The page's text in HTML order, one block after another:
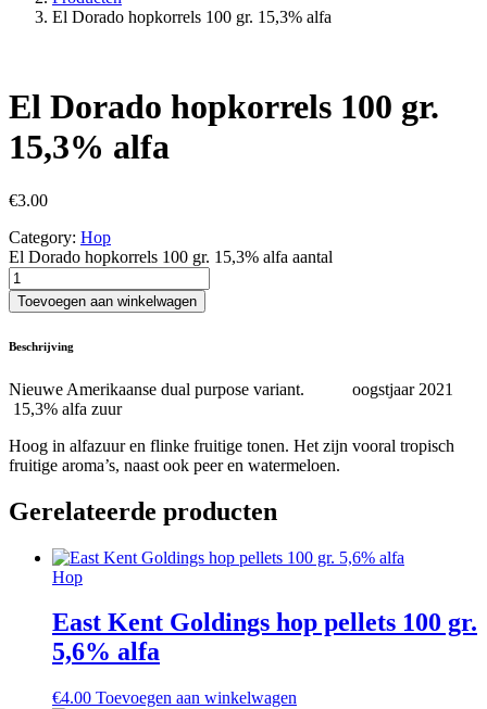
El Dorado hopkorrels 100 gr. 15,3% alfa
El Dorado hopkorrels 100 gr.
15,3% alfa
€3.00
Category: Hop
El Dorado hopkorrels 100 gr. 15,3% alfa aantal
Toevoegen aan winkelwagen
Beschrijving
Nieuwe Amerikaanse dual purpose variant. oogstjaar 2021
15,3% alfa zuur
Hoog in alfazuur en flinke fruitige tonen. Het zijn vooral tropisch
fruitige aroma’s, naast ook peer en watermeloen.
Gerelateerde producten
Hop
East Kent Goldings hop pellets 100 gr.
5,6% alfa
€4.00 Toevoegen aan winkelwagen